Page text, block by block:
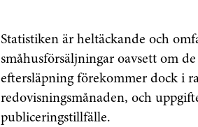
Statistiken är heltäckande och
småhusförsäljningar oavsett om
eftersläpning förekommer dock i
redovisningsmånaden, och
publiceringstillfälle.